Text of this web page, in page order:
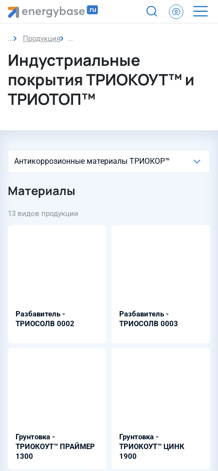
Продукция Индустриальные покрытия ТРИОКОУТ™
Индустриальные
покрытия ТРИОКОУТ™ и
ТРИОТОП™
Материалы
13 видов продукции
Разбавитель -
ТРИОСОЛВ 0002
Разбавитель -
ТРИОСОЛВ 0003
Грунтовка -
ТРИОКОУТ™ ПРАЙМЕР
1300
Грунтовка -
ТРИОКОУТ™ ЦИНК
1900